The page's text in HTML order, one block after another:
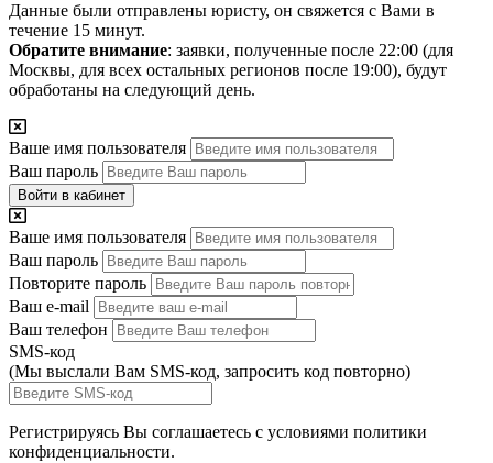
Данные были отправлены юристу, он свяжется с Вами в
течение 15 минут.
Обратите внимание: заявки, полученные после 22:00 (для
Москвы, для всех остальных регионов после 19:00), будут
обработаны на следующий день.
Ваше имя пользователя
Ваш пароль
Войти в кабинет
Ваше имя пользователя
Ваш пароль
Повторите пароль
Ваш e-mail
Ваш телефон
SMS-код
(Мы выслали Вам SMS-код, запросить код повторно)
Регистрируясь Вы соглашаетесь с условиями политики
конфиденциальности.